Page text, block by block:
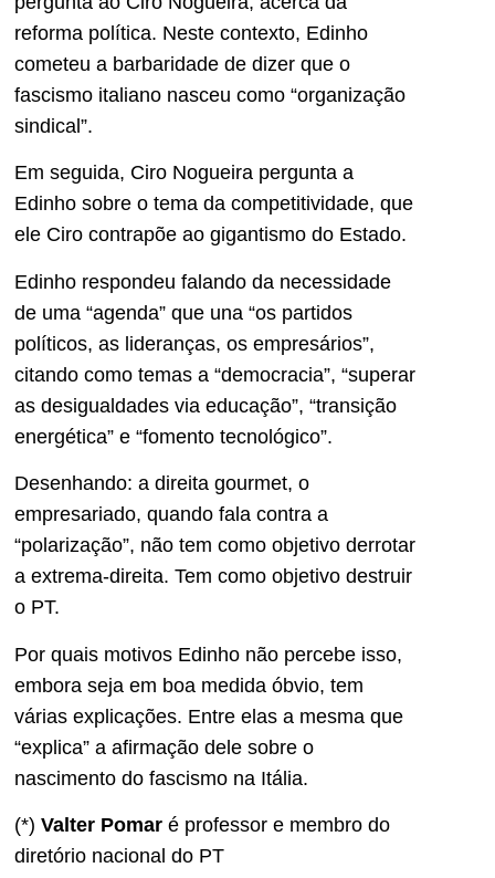
reforma política. Neste contexto, Edinho
cometeu a barbaridade de dizer que o
fascismo italiano nasceu como “organização
sindical”.
Em seguida, Ciro Nogueira pergunta a
Edinho sobre o tema da competitividade, que
ele Ciro contrapõe ao gigantismo do Estado.
Edinho respondeu falando da necessidade
de uma “agenda” que una “os partidos
políticos, as lideranças, os empresários”,
citando como temas a “democracia”, “superar
as desigualdades via educação”, “transição
energética” e “fomento tecnológico”.
Desenhando: a direita gourmet, o
empresariado, quando fala contra a
“polarização”, não tem como objetivo derrotar
a extrema-direita. Tem como objetivo destruir
o PT.
Por quais motivos Edinho não percebe isso,
embora seja em boa medida óbvio, tem
várias explicações. Entre elas a mesma que
“explica” a afirmação dele sobre o
nascimento do fascismo na Itália.
(*) Valter Pomar é professor e membro do
diretório nacional do PT